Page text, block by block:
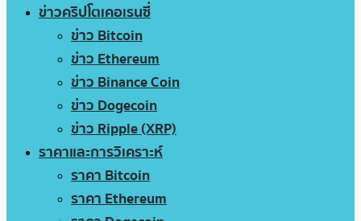
ข่าวคริปโตเคอเรนซี่
ข่าว Bitcoin
ข่าว Ethereum
ข่าว Binance Coin
ข่าว Dogecoin
ข่าว Ripple (XRP)
ราคาและการวิเคราะห์
ราคา Bitcoin
ราคา Ethereum